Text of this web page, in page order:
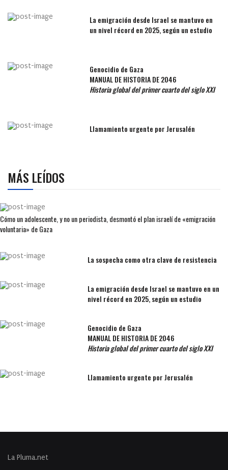
La emigración desde Israel se mantuvo en
un nivel récord en 2025, según un estudio
Genocidio de Gaza
MANUAL DE HISTORIA DE 2046
Historia global del primer cuarto del siglo XXI
Llamamiento urgente por Jerusalén
MÁS LEÍDOS
Cómo un adolescente, y no un periodista, desmontó el plan israelí de «emigración
voluntaria» de Gaza
La sospecha como otra clave de resistencia
La emigración desde Israel se mantuvo en un
nivel récord en 2025, según un estudio
Genocidio de Gaza
MANUAL DE HISTORIA DE 2046
Historia global del primer cuarto del siglo XXI
Llamamiento urgente por Jerusalén
La Pluma.net